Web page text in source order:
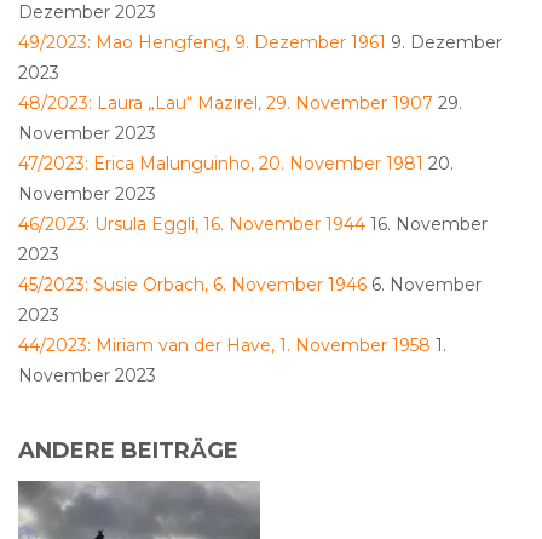
Dezember 2023
49/2023: Mao Hengfeng, 9. Dezember 1961 9. Dezember
2023
48/2023: Laura „Lau“ Mazirel, 29. November 1907 29.
November 2023
47/2023: Erica Malunguinho, 20. November 1981 20.
November 2023
46/2023: Ursula Eggli, 16. November 1944 16. November
2023
45/2023: Susie Orbach, 6. November 1946 6. November
2023
44/2023: Miriam van der Have, 1. November 1958 1.
November 2023
ANDERE BEITRÄGE